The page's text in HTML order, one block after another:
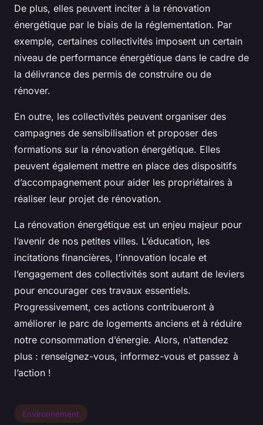
De plus, elles peuvent inciter à la rénovation
énergétique par le biais de la réglementation. Par
exemple, certaines collectivités imposent un certain
niveau de performance énergétique dans le cadre de
la délivrance des permis de construire ou de
rénover.
En outre, les collectivités peuvent organiser des
campagnes de sensibilisation et proposer des
formations sur la rénovation énergétique. Elles
peuvent également mettre en place des dispositifs
d’accompagnement pour aider les propriétaires à
réaliser leur projet de rénovation.
La rénovation énergétique est un enjeu majeur pour
l’avenir de nos petites villes. L’éducation, les
incitations financières, l’innovation locale et
l’engagement des collectivités sont autant de leviers
pour encourager ces travaux essentiels.
Progressivement, ces actions contribueront à
améliorer le parc de logements anciens et à réduire
notre consommation d’énergie. Alors, n’attendez
plus : renseignez-vous, informez-vous et passez à
l’action !
Environnement